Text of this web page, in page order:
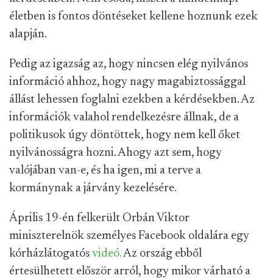
életben is fontos döntéseket kellene hoznunk ezek
alapján.
Pedig az igazság az, hogy nincsen elég nyilvános
információ ahhoz, hogy nagy magabiztossággal
állást lehessen foglalni ezekben a kérdésekben. Az
információk valahol rendelkezésre állnak, de a
politikusok úgy döntöttek, hogy nem kell őket
nyilvánosságra hozni. Ahogy azt sem, hogy
valójában van-e, és ha igen, mi a terve a
kormánynak a járvány kezelésére.
Április 19-én felkerült Orbán Viktor
miniszterelnök személyes Facebook oldalára egy
kórházlátogatós videó.Az ország ebből
értesülhetett először arról, hogy mikor várható a